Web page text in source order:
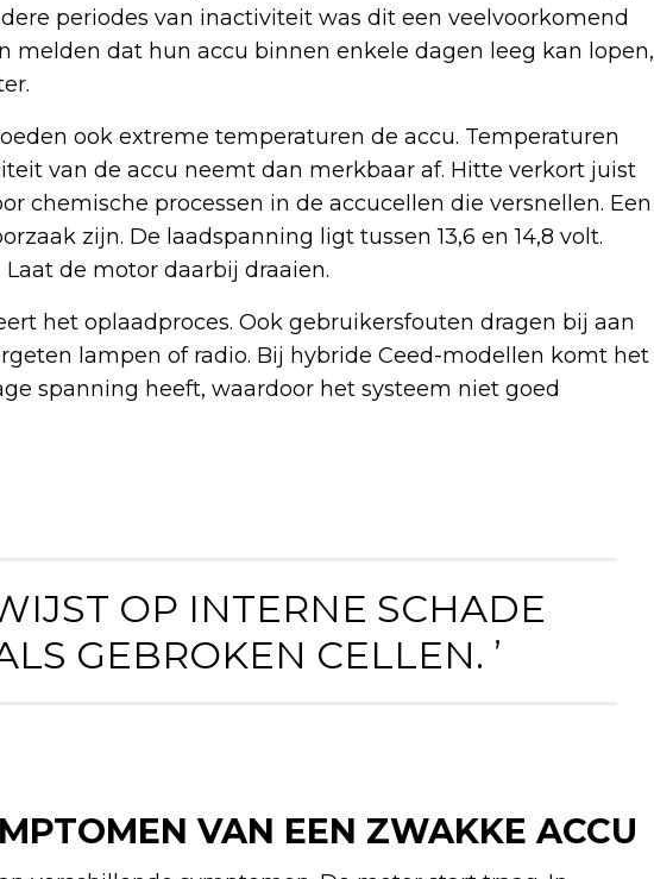
periodes van inactiviteit was dit een veelvoorkomend
melden dat hun accu binnen enkele dagen leeg kan lopen,
ook extreme temperaturen de accu. Temperaturen
van de accu neemt dan merkbaar af. Hitte verkort juist
chemische processen in de accucellen die versnellen. Een
zijn. De laadspanning ligt tussen 13,6 en 14,8 volt.
de motor daarbij draaien.
het oplaadproces. Ook gebruikersfouten dragen bij aan
lampen of radio. Bij hybride Ceed-modellen komt het
spanning heeft, waardoor het systeem niet goed
OP INTERNE SCHADE
GEBROKEN CELLEN. ’
VAN EEN ZWAKKE ACCU